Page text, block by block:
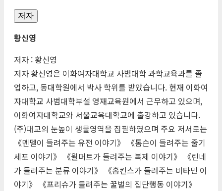
저자
황신영
저자 : 황신영
저자 황신영은 이화여자대학교 사범대학 과학교육과를 졸
업하고, 동대학원에서 박사 학위를 받았습니다. 현재 이화여
자대학교 사범대학부설 영재교육원에서 근무하고 있으며,
이화여자대학교와 서울교육대학교에 출강하고 있습니다.
(주)대교의 눈높이 생물영역을 집필하였으며 주요 저서로는
《멘델이 들려주는 유전 이야기》 《톰슨이 들려주는 줄기
세포 이야기》 《윌머트가 들려주는 복제 이야기》 《린네
가 들려주는 분류 이야기》 《홉킨스가 들려주는 비타민 이
야기》 《프리슈가 들려주는 꿀벌의 집단행동 이야기》